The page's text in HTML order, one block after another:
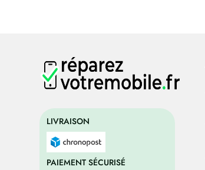
LIVRAISON
PAIEMENT SÉCURISÉ